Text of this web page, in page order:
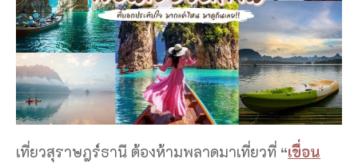
เที่ยวสุราษฎร์ธานี ต้องห้ามพลาดมาเที่ยวที่ “เขื่อน